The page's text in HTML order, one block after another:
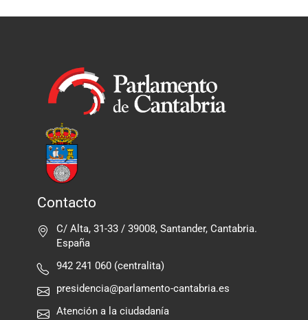
Contacto
C/ Alta, 31-33 / 39008, Santander, Cantabria.
España
942 241 060 (centralita)
presidencia@parlamento-cantabria.es
Atención a la ciudadanía